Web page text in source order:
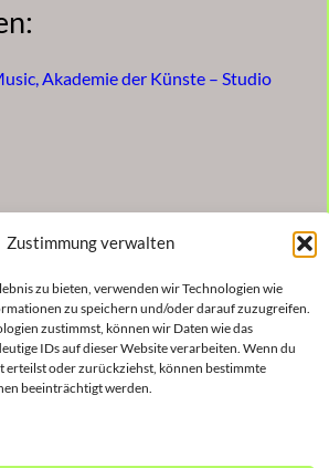
Zustimmung verwalten
zu bieten, verwenden wir Technologien wie
zu speichern und/oder darauf zuzugreifen.
zustimmst, können wir Daten wie das
IDs auf dieser Website verarbeiten. Wenn du
erteilst oder zurückziehst, können bestimmte
beeinträchtigt werden.
Akademie der Künste – Studio